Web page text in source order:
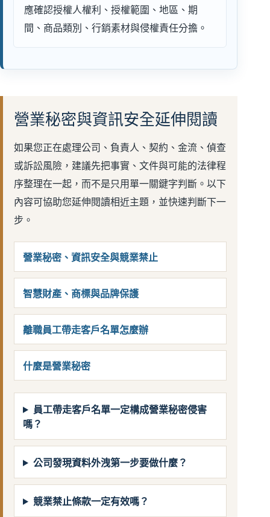
應確認授權人權利、授權範圍、地區、期
間、商品類別、行銷素材與侵權責任分擔。
營業秘密與資訊安全延伸閱讀
如果您正在處理公司、負責人、契約、金流、偵查
或訴訟風險，建議先把事實、文件與可能的法律程
序整理在一起，而不是只用單一關鍵字判斷。以下
內容可協助您延伸閱讀相近主題，並快速判斷下一
步。
營業秘密、資訊安全與競業禁止
智慧財產、商標與品牌保護
離職員工帶走客戶名單怎麼辦
什麼是營業秘密
員工帶走客戶名單一定構成營業秘密侵害
嗎？
公司發現資料外洩第一步要做什麼？
競業禁止條款一定有效嗎？